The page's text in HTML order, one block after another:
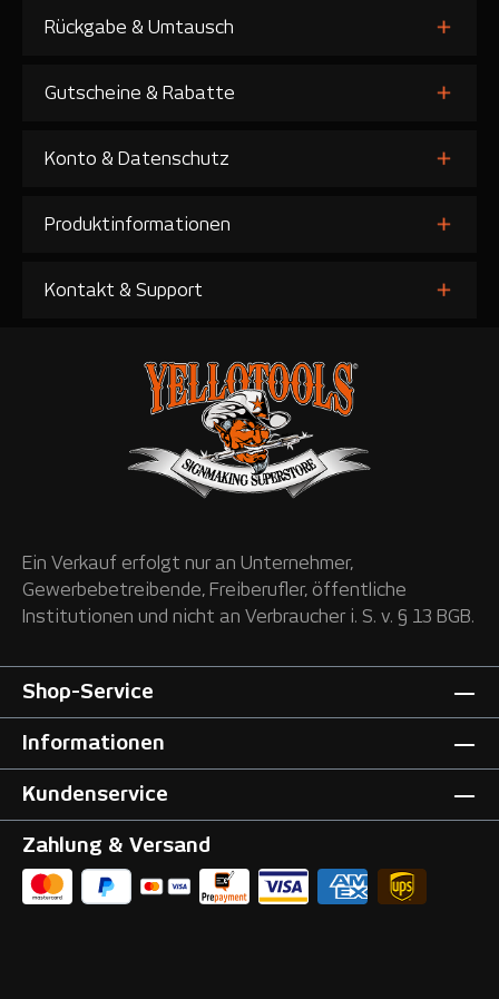
Rückgabe & Umtausch
Gutscheine & Rabatte
Konto & Datenschutz
Produktinformationen
Kontakt & Support
Ein Verkauf erfolgt nur an Unternehmer,
Gewerbebetreibende, Freiberufler, öffentliche
Institutionen und nicht an Verbraucher i. S. v. § 13 BGB.
Shop-Service
Informationen
Kundenservice
Zahlung & Versand